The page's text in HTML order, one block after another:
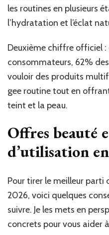
les routines en plusieurs
l’hydratation et l’éclat
Deuxième chiffre officiel :
consommateurs, 62%
vouloir des produits
gee routine tout en
teint et la peau.
Offres beauté
d’utilisation
Pour tirer le meilleur parti
2026, voici quelques
suivre. Je les mets en
concrets pour vous aider